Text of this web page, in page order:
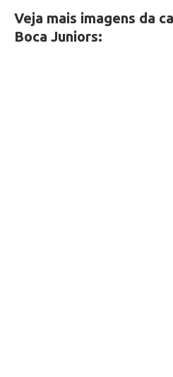
Veja mais imagens da
Boca Juniors: